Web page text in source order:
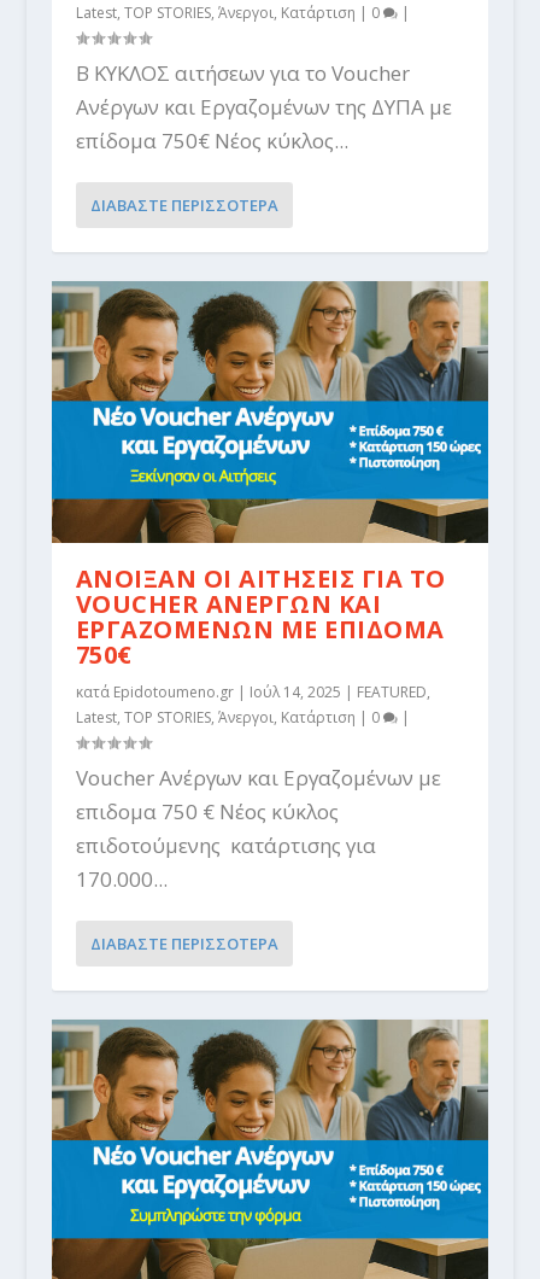
Latest, TOP STORIES, Άνεργοι, Κατάρτιση | 0 |
Β ΚΥΚΛΟΣ αιτήσεων για το Voucher
Ανέργων και Εργαζομένων της ΔΥΠΑ με
επίδομα 750€ Νέος κύκλος...
ΔΙΑΒΑΣΤΕ ΠΕΡΙΣΣΟΤΕΡΑ
ΑΝΟΙΞΑΝ ΟΙ ΑΙΤΗΣΕΙΣ ΓΙΑ ΤΟ
VOUCHER ΑΝΕΡΓΩΝ ΚΑΙ
ΕΡΓΑΖΟΜΕΝΩΝ ΜΕ ΕΠΙΔΟΜΑ
750€
κατά Epidotoumeno.gr| Ιούλ 14, 2025 | FEATURED,
Latest, TOP STORIES, Άνεργοι, Κατάρτιση | 0 |
Voucher Ανέργων και Εργαζομένων με
επιδομα 750 € Νέος κύκλος
επιδοτούμενης κατάρτισης για
170.000...
ΔΙΑΒΑΣΤΕ ΠΕΡΙΣΣΟΤΕΡΑ